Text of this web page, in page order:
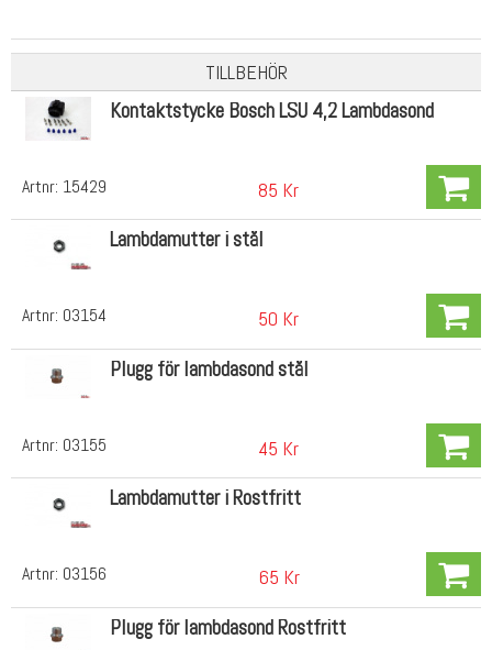
TILLBEHÖR
Artnr: 15429
Kontaktstycke Bosch LSU 4,2 Lambdasond
85 Kr
Artnr: 03154
Lambdamutter i stål
50 Kr
Artnr: 03155
Plugg för lambdasond stål
45 Kr
Artnr: 03156
Lambdamutter i Rostfritt
65 Kr
Plugg för lambdasond Rostfritt